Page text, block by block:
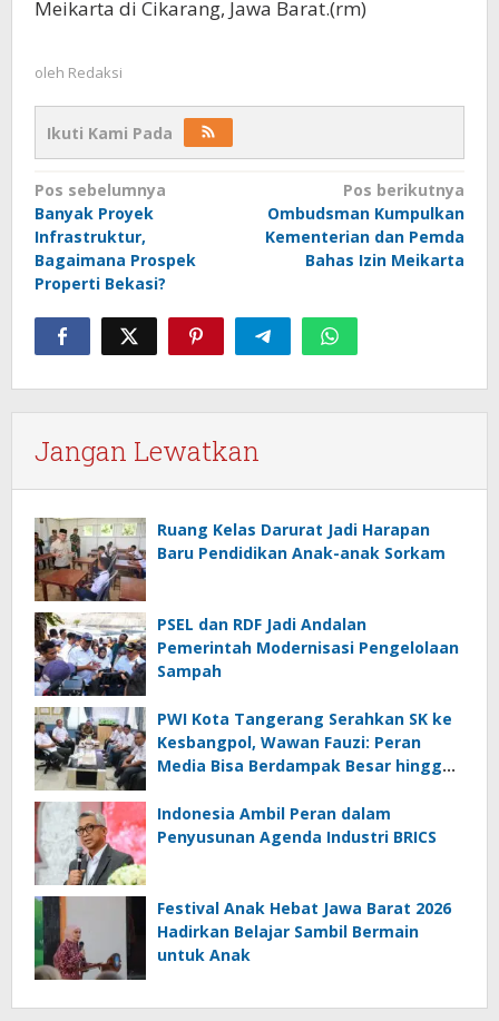
Meikarta di Cikarang, Jawa Barat.(rm)
oleh Redaksi
Ikuti Kami Pada
Navigasi
pos
Pos sebelumnya
Banyak Proyek
Infrastruktur,
Bagaimana Prospek
Properti Bekasi?
Pos berikutnya
Ombudsman Kumpulkan
Kementerian dan Pemda
Bahas Izin Meikarta
Jangan Lewatkan
Ruang Kelas Darurat Jadi Harapan
Baru Pendidikan Anak-anak Sorkam
PSEL dan RDF Jadi Andalan
Pemerintah Modernisasi Pengelolaan
Sampah
PWI Kota Tangerang Serahkan SK ke
Kesbangpol, Wawan Fauzi: Peran
Media Bisa Berdampak Besar hingga
Indonesia Ambil Peran dalam
Penyusunan Agenda Industri BRICS
Festival Anak Hebat Jawa Barat 2026
Hadirkan Belajar Sambil Bermain
untuk Anak